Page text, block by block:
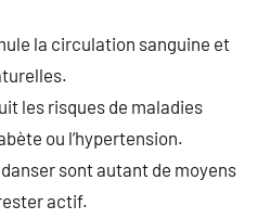
la circulation sanguine et
les risques de maladies
ou l’hypertension.
sont autant de moyens
actif.